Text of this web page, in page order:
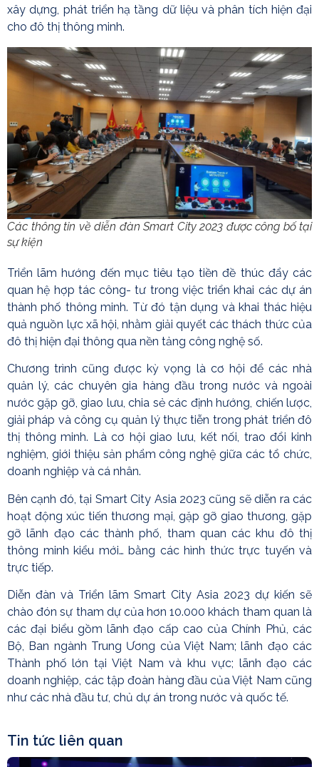
xây dựng, phát triển hạ tầng dữ liệu và phân tích hiện đại
cho đô thị thông minh.
Các thông tin về diễn đàn Smart City 2023 được công bố tại
sự kiện
Triển lãm hướng đến mục tiêu tạo tiền đề thúc đẩy các
quan hệ hợp tác công- tư trong việc triển khai các dự án
thành phố thông minh. Từ đó tận dụng và khai thác hiệu
quả nguồn lực xã hội, nhằm giải quyết các thách thức của
đô thị hiện đại thông qua nền tảng công nghệ số.
Chương trình cũng được kỳ vọng là cơ hội để các nhà
quản lý, các chuyên gia hàng đầu trong nước và ngoài
nước gặp gỡ, giao lưu, chia sẻ các định hướng, chiến lược,
giải pháp và công cụ quản lý thực tiễn trong phát triển đô
thị thông minh. Là cơ hội giao lưu, kết nối, trao đổi kinh
nghiệm, giới thiệu sản phẩm công nghệ giữa các tổ chức,
doanh nghiệp và cá nhân.
Bên cạnh đó, tại Smart City Asia 2023 cũng sẽ diễn ra các
hoạt động xúc tiến thương mại, gặp gỡ giao thương, gặp
gỡ lãnh đạo các thành phố, tham quan các khu đô thị
thông minh kiểu mới… bằng các hình thức trực tuyến và
trực tiếp.
Diễn đàn và Triển lãm Smart City Asia 2023 dự kiến sẽ
chào đón sự tham dự của hơn 10.000 khách tham quan là
các đại biểu gồm lãnh đạo cấp cao của Chính Phủ, các
Bộ, Ban ngành Trung Ương của Việt Nam; lãnh đạo các
Thành phố lớn tại Việt Nam và khu vực; lãnh đạo các
doanh nghiệp, các tập đoàn hàng đầu của Việt Nam cũng
như các nhà đầu tư, chủ dự án trong nước và quốc tế.
Tin tức liên quan